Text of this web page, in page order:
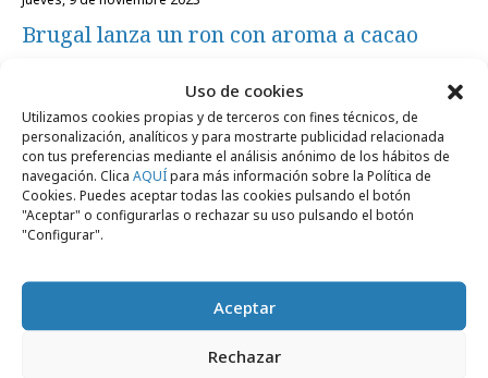
Uso de cookies
Utilizamos cookies propias y de terceros con fines técnicos, de
personalización, analíticos y para mostrarte publicidad relacionada
con tus preferencias mediante el análisis anónimo de los hábitos de
navegación. Clica AQUÍpara más información sobre la Política de
Cookies. Puedes aceptar todas las cookies pulsando el botón
"Aceptar" o configurarlas o rechazar su uso pulsando el botón
"Configurar".
Aceptar
Rechazar
Brugal lanza un ron con aroma a cacao